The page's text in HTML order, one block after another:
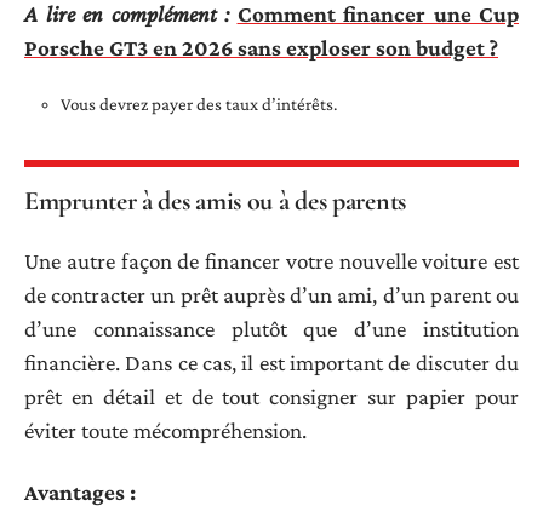
A lire en complément : Comment financer une Cup
Porsche GT3 en 2026 sans exploser son budget ?
Vous devrez payer des taux d’intérêts.
Emprunter à des amis ou à des parents
Une autre façon de financer votre nouvelle voiture est
de contracter un prêt auprès d’un ami, d’un parent ou
d’une connaissance plutôt que d’une institution
financière. Dans ce cas, il est important de discuter du
prêt en détail et de tout consigner sur papier pour
éviter toute mécompréhension.
Avantages :